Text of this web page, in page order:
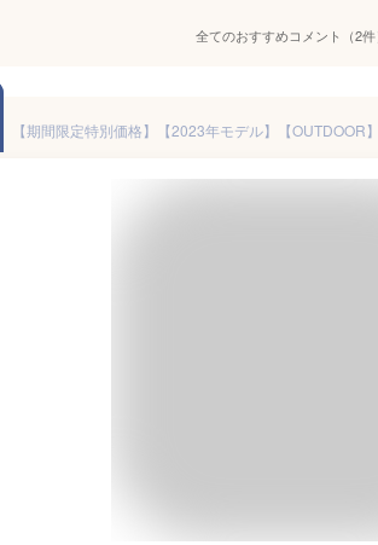
全てのおすすめコメント（2件